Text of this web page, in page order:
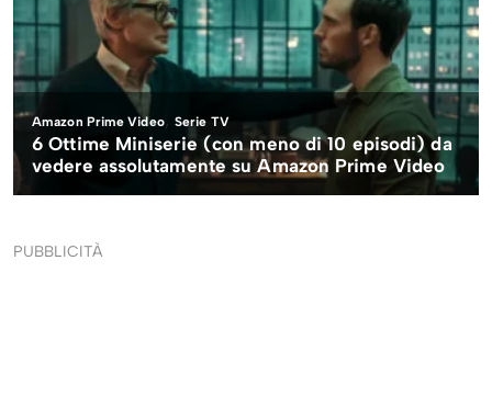
PUBBLICITÀ